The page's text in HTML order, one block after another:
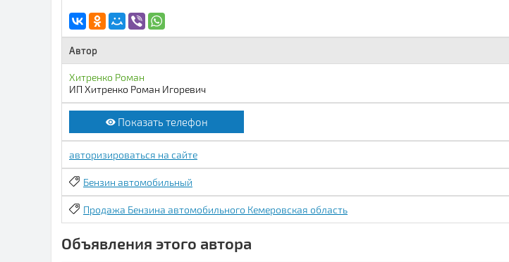
Автор
Хитренко Роман
ИП Хитренко Роман Игоревич
Показать телефон
авторизироваться на сайте
Бензин автомобильный
Продажа Бензина автомобильного Кемеровская область
Объявления этого автора